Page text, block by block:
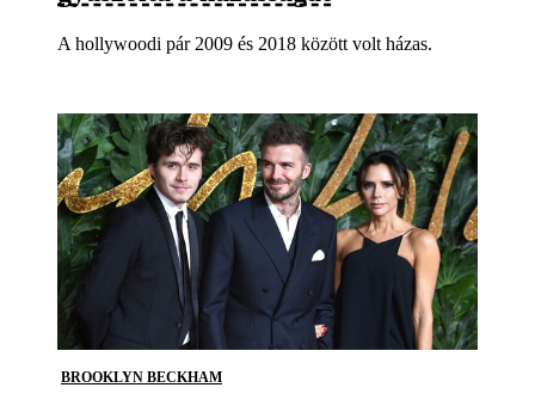
A hollywoodi pár 2009 és 2018 között volt házas.
BROOKLYN BECKHAM